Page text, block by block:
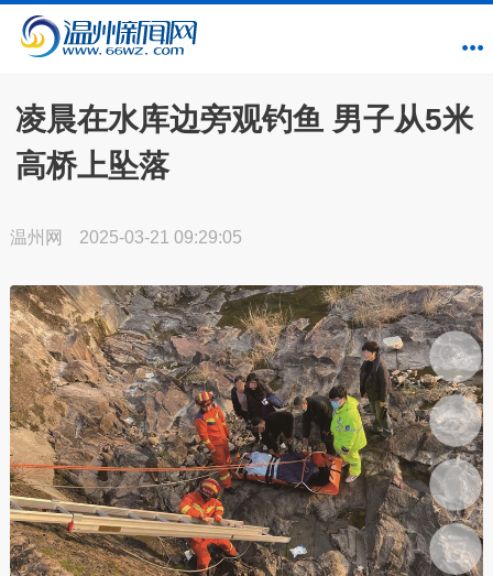
凌晨在水库边旁观钓鱼 男子从5米
高桥上坠落
温州网 2025-03-21 09:29:05